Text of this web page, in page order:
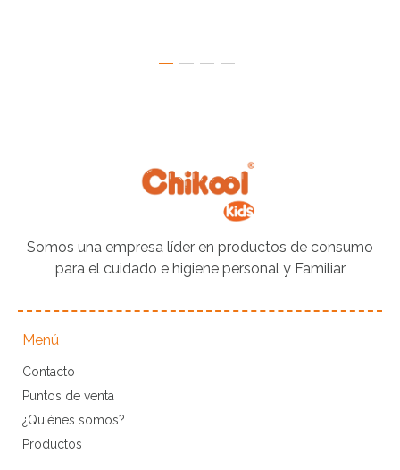
Somos una empresa líder en productos de consumo
para el cuidado e higiene personal y Familiar
Menú
Contacto
Puntos de venta
¿Quiénes somos?
Productos